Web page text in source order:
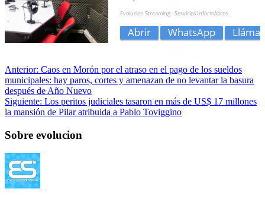
Anterior: Caos en Morón por el atraso en el pago de los sueldos
municipales: hay paros, cortes y amenazan de no levantar la basura
después de Año Nuevo
Siguiente: Los peritos judiciales tasaron en más de US$ 17 millones
la mansión de Pilar atribuida a Pablo Toviggino
Sobre evolucion